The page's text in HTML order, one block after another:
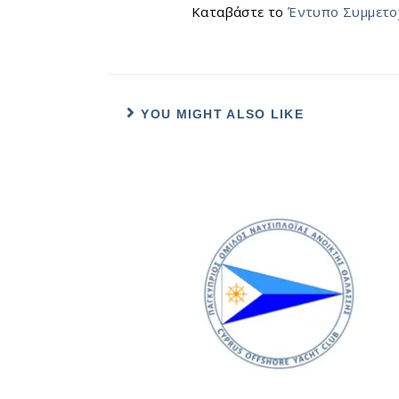
Καταβάστε τοΈντυπο
YOU MIGHT ALSO LIKE